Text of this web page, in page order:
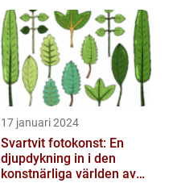
17 januari 2024
Svartvit fotokonst: En
djupdykning in i den
konstnärliga världen av